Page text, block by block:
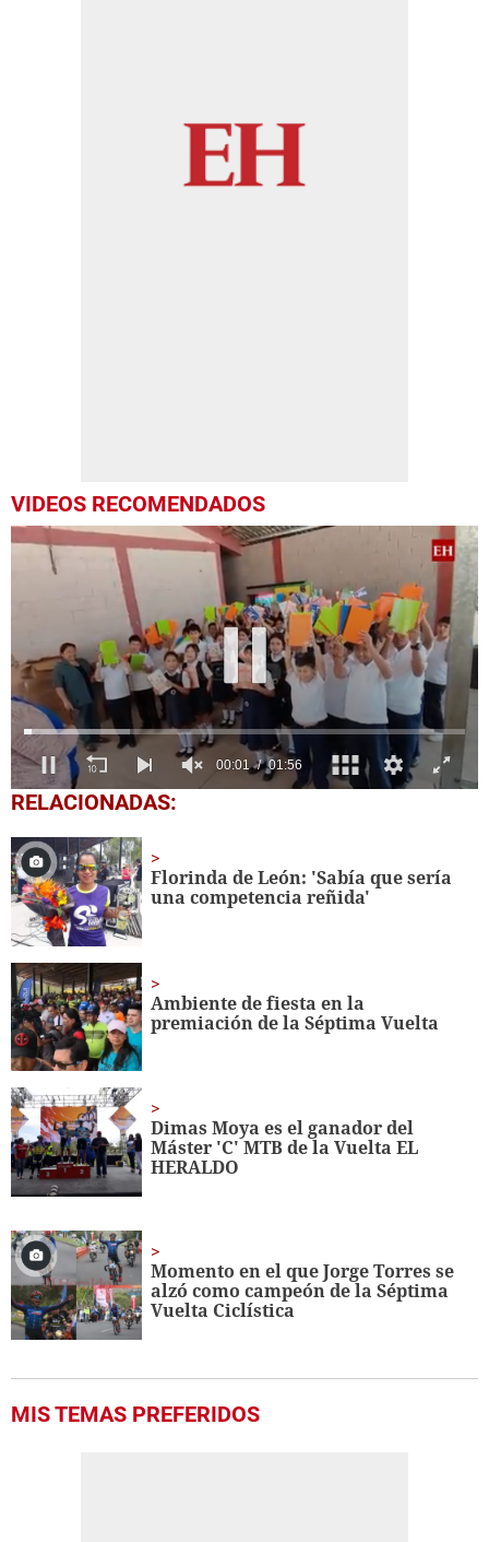
VIDEOS RECOMENDADOS
0
seconds
1
minute,
56
seconds
RELACIONADAS:
Florinda de León: 'Sabía que sería
una competencia reñida'
Ambiente de fiesta en la
premiación de la Séptima Vuelta
Dimas Moya es el ganador del
Máster 'C' MTB de la Vuelta EL
HERALDO
Momento en el que Jorge Torres se
alzó como campeón de la Séptima
Vuelta Ciclística
MIS TEMAS PREFERIDOS